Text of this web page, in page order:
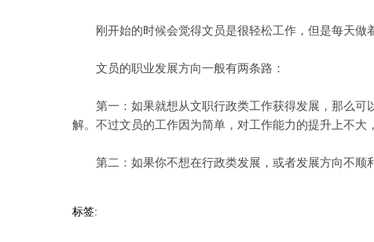
刚开始的时候会觉得文员是很轻松工作，但是每天做
文员的职业发展方向一般有两条路：
第一：如果就想从文职行政类工作获得发展，那么可
解。不过文员的工作因为简单，对工作能力的提升上不大
第二：如果你不想在行政类发展，或者发展方向不顺
标签: